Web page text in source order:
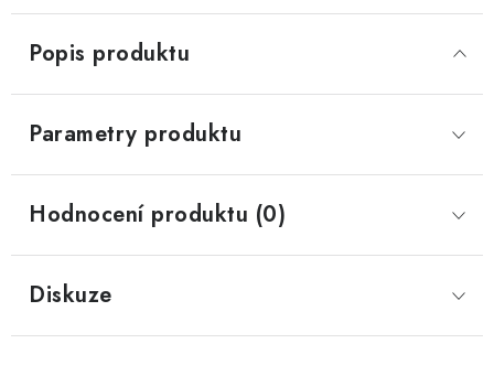
Popis produktu
Parametry produktu
Hodnocení produktu (0)
Diskuze